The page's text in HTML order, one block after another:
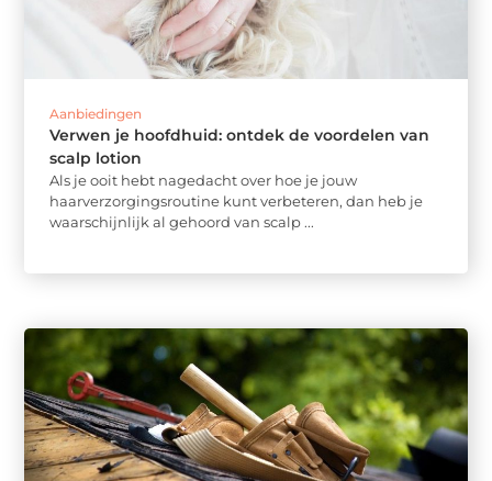
Aanbiedingen
Verwen je hoofdhuid: ontdek de voordelen van
scalp lotion
Als je ooit hebt nagedacht over hoe je jouw
haarverzorgingsroutine kunt verbeteren, dan heb je
waarschijnlijk al gehoord van scalp ...